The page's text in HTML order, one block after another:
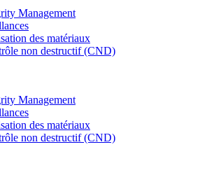
Management
des matériaux
non destructif (CND)
Management
des matériaux
non destructif (CND)